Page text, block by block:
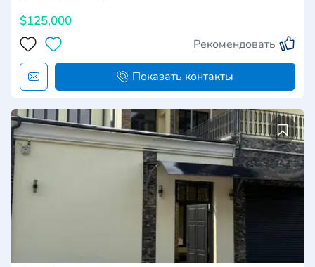
$125,000
Рекомендовать
Показать контакты